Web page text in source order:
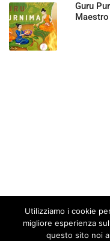
Guru
Utilizziamo i cookie
migliore esperienza
questo sito noi